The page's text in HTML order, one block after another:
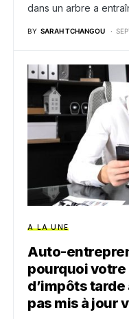
dans un arbre a
BY SARAH TCHANGOU
A LA UNE
Auto-
pourquoi
d’impôts tarde
pas mis à jour